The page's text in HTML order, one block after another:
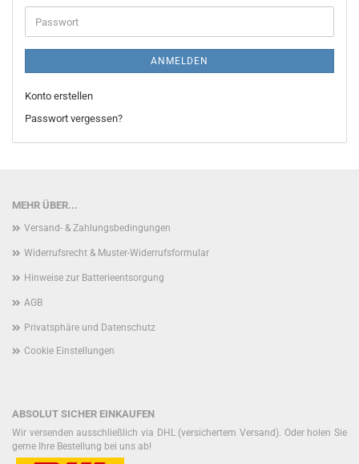
Adresse
Passwort
ANMELDEN
Konto erstellen
Passwort vergessen?
MEHR ÜBER...
Versand- & Zahlungsbedingungen
Widerrufsrecht & Muster-Widerrufsformular
Hinweise zur Batterieentsorgung
AGB
Privatsphäre und Datenschutz
Cookie Einstellungen
ABSOLUT SICHER EINKAUFEN
Wir versenden ausschließlich via DHL (versichertem Versand). Oder holen Sie
gerne Ihre Bestellung bei uns ab!